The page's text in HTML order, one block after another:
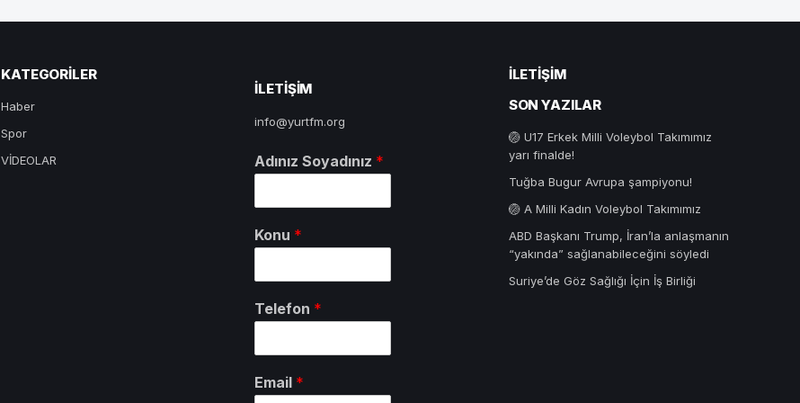
KATEGORILER
Haber
Spor
VİDEOLAR
ILETIŞIM
info@yurtfm.org
Adınız Soyadınız *
Konu *
Telefon *
Email *
İLETIŞIM
SON YAZILAR
🏐 U17 Erkek Milli Voleybol Takımımız
yarı finalde!
Tuğba Bugur Avrupa şampiyonu!
🏐 A Milli Kadın Voleybol Takımımız
ABD Başkanı Trump, İran’la anlaşmanın
“yakında” sağlanabileceğini söyledi
Suriye’de Göz Sağlığı İçin İş Birliği